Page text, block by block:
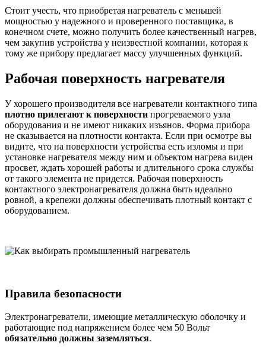
Стоит учесть, что приобретая нагреватель с меньшей
мощностью у надежного и проверенного поставщика, в
конечном счете, можно получить более качественный нагрев,
чем закупив устройства у неизвестной компании, которая к
тому же прибору предлагает массу улучшенных функций.
Рабочая поверхность нагревателя
У хорошего производителя все нагреватели контактного типа
плотно прилегают к поверхности прогреваемого узла
оборудования и не имеют никаких изъянов. Форма прибора
не сказывается на плотности контакта. Если при осмотре вы
видите, что на поверхности устройства есть изломы и при
установке нагревателя между ним и объектом нагрева виден
просвет, ждать хорошей работы и длительного срока службы
от такого элемента не придется. Рабочая поверхность
контактного электронагревателя должна быть идеально
ровной, а крепежи должны обеспечивать плотный контакт с
оборудованием.
Правила безопасности
Электронагреватели, имеющие металлическую оболочку и
работающие под напряжением более чем 50 Вольт
обязательно должны заземляться.